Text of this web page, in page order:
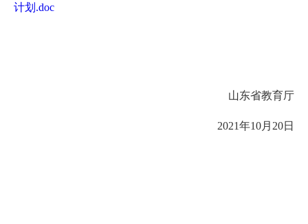
计划.doc
山东省教育厅
2021年10月20日